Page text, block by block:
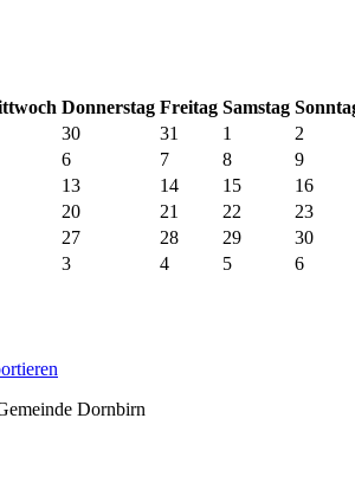
Donnerstag Freitag Samstag
30 31 1
2
6 7 8
9
13 14 15
16
20 21 22
23
27 28 29
30
3 4 5 6
Dornbirn